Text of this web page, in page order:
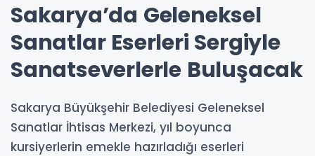
Sakarya’da Geleneksel
Sanatlar Eserleri Sergiyle
Sanatseverlerle Buluşacak
Sakarya Büyükşehir Belediyesi Geleneksel
Sanatlar İhtisas Merkezi, yıl boyunca
kursiyerlerin emekle hazırladığı eserleri